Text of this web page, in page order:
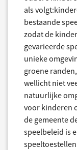
als
bestaande
zodat de
gevarieerde
unieke
groene
wellicht niet
natuurlijke
voor kinderen
de gemeente
speelbeleid is